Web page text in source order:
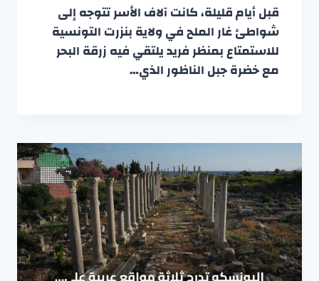
قبل أيام قليلة، كانت آلاف الأسر تتوجه إلى
شواطئ غار الملح في ولاية بنزرت التونسية
للاستمتاع بمنظر فريد يلتقي فيه زرقة البحر
مع خضرة جبل الناظور الذي…